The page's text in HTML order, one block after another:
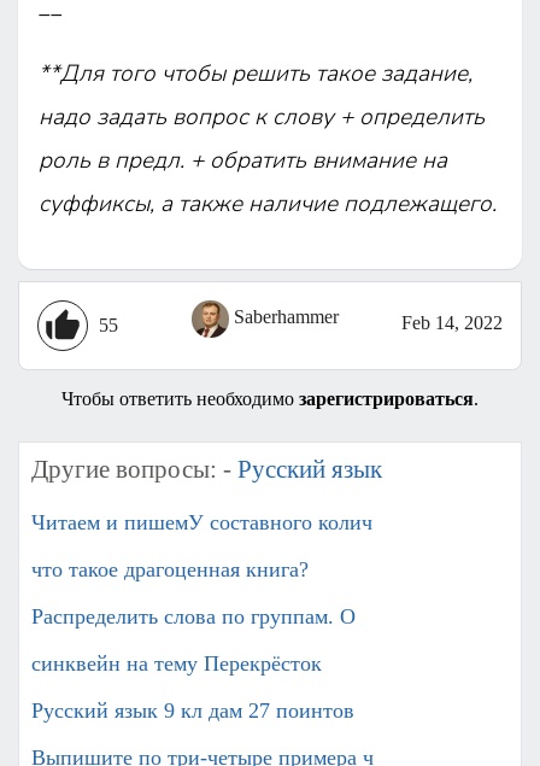
__
**Для того чтобы решить такое задание,
надо задать вопрос к слову + определить
роль в предл. + обратить внимание на
суффиксы, а также наличие подлежащего.
55 Saberhammer Feb 14, 2022
Чтобы ответить необходимо зарегистрироваться.
Другие вопросы: - Русский язык
Читаем и пишемУ составного колич
что такое драгоценная книга?
Распределить слова по группам. О
синквейн на тему Перекрёсток​
Русский язык 9 кл дам 27 поинтов
Выпишите по три-четыре примера ч